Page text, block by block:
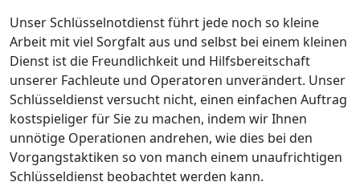
Unser Schlüsselnotdienst führt jede noch so kleine
Arbeit mit viel Sorgfalt aus und selbst bei einem kleinen
Dienst ist die Freundlichkeit und Hilfsbereitschaft
unserer Fachleute und Operatoren unverändert. Unser
Schlüsseldienst versucht nicht, einen einfachen Auftrag
kostspieliger für Sie zu machen, indem wir Ihnen
unnötige Operationen andrehen, wie dies bei den
Vorgangstaktiken so von manch einem unaufrichtigen
Schlüsseldienst beobachtet werden kann.